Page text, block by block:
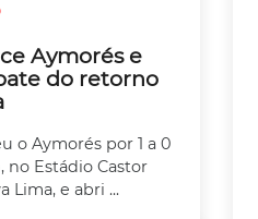
Aymorés e
do retorno
o Aymorés por 1 a 0
no Estádio Castor
Lima, e abri ...